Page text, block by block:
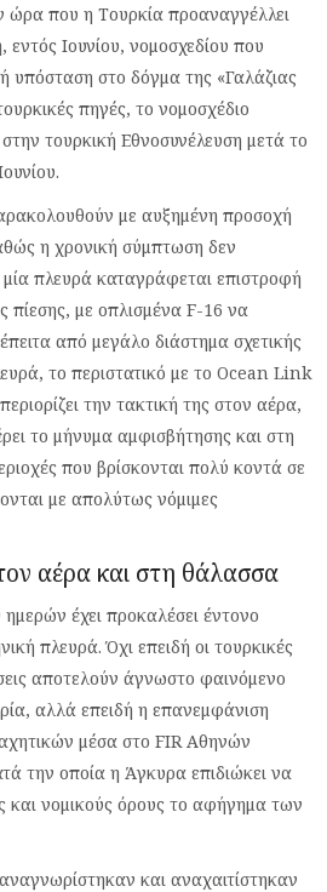
ώρα που η Τουρκία προαναγγέλλει
Ιουνίου, νομοσχεδίου που
υπόσταση στο δόγμα της «Γαλάζιας
πηγές, το νομοσχέδιο
τουρκική Εθνοσυνέλευση μετά το
με αυξημένη προσοχή
η χρονική σύμπτωση δεν
πλευρά καταγράφεται επιστροφή
πίεσης, με οπλισμένα F-16 να
από μεγάλο διάστημα σχετικής
το περιστατικό με το Ocean Link
την τακτική της στον αέρα,
το μήνυμα αμφισβήτησης και στη
που βρίσκονται πολύ κοντά σε
με απολύτως νόμιμες
αέρα και στη θάλασσα
έχει προκαλέσει έντονο
πλευρά. Όχι επειδή οι τουρκικές
αποτελούν άγνωστο φαινόμενο
αλλά επειδή η επανεμφάνιση
μέσα στο FIR Αθηνών
την οποία η Άγκυρα επιδιώκει να
και νομικούς όρους το αφήγημα των
και αναχαιτίστηκαν